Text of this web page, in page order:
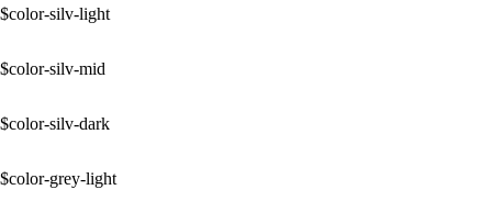
$color-silv-light
$color-silv-mid
$color-silv-dark
$color-grey-light